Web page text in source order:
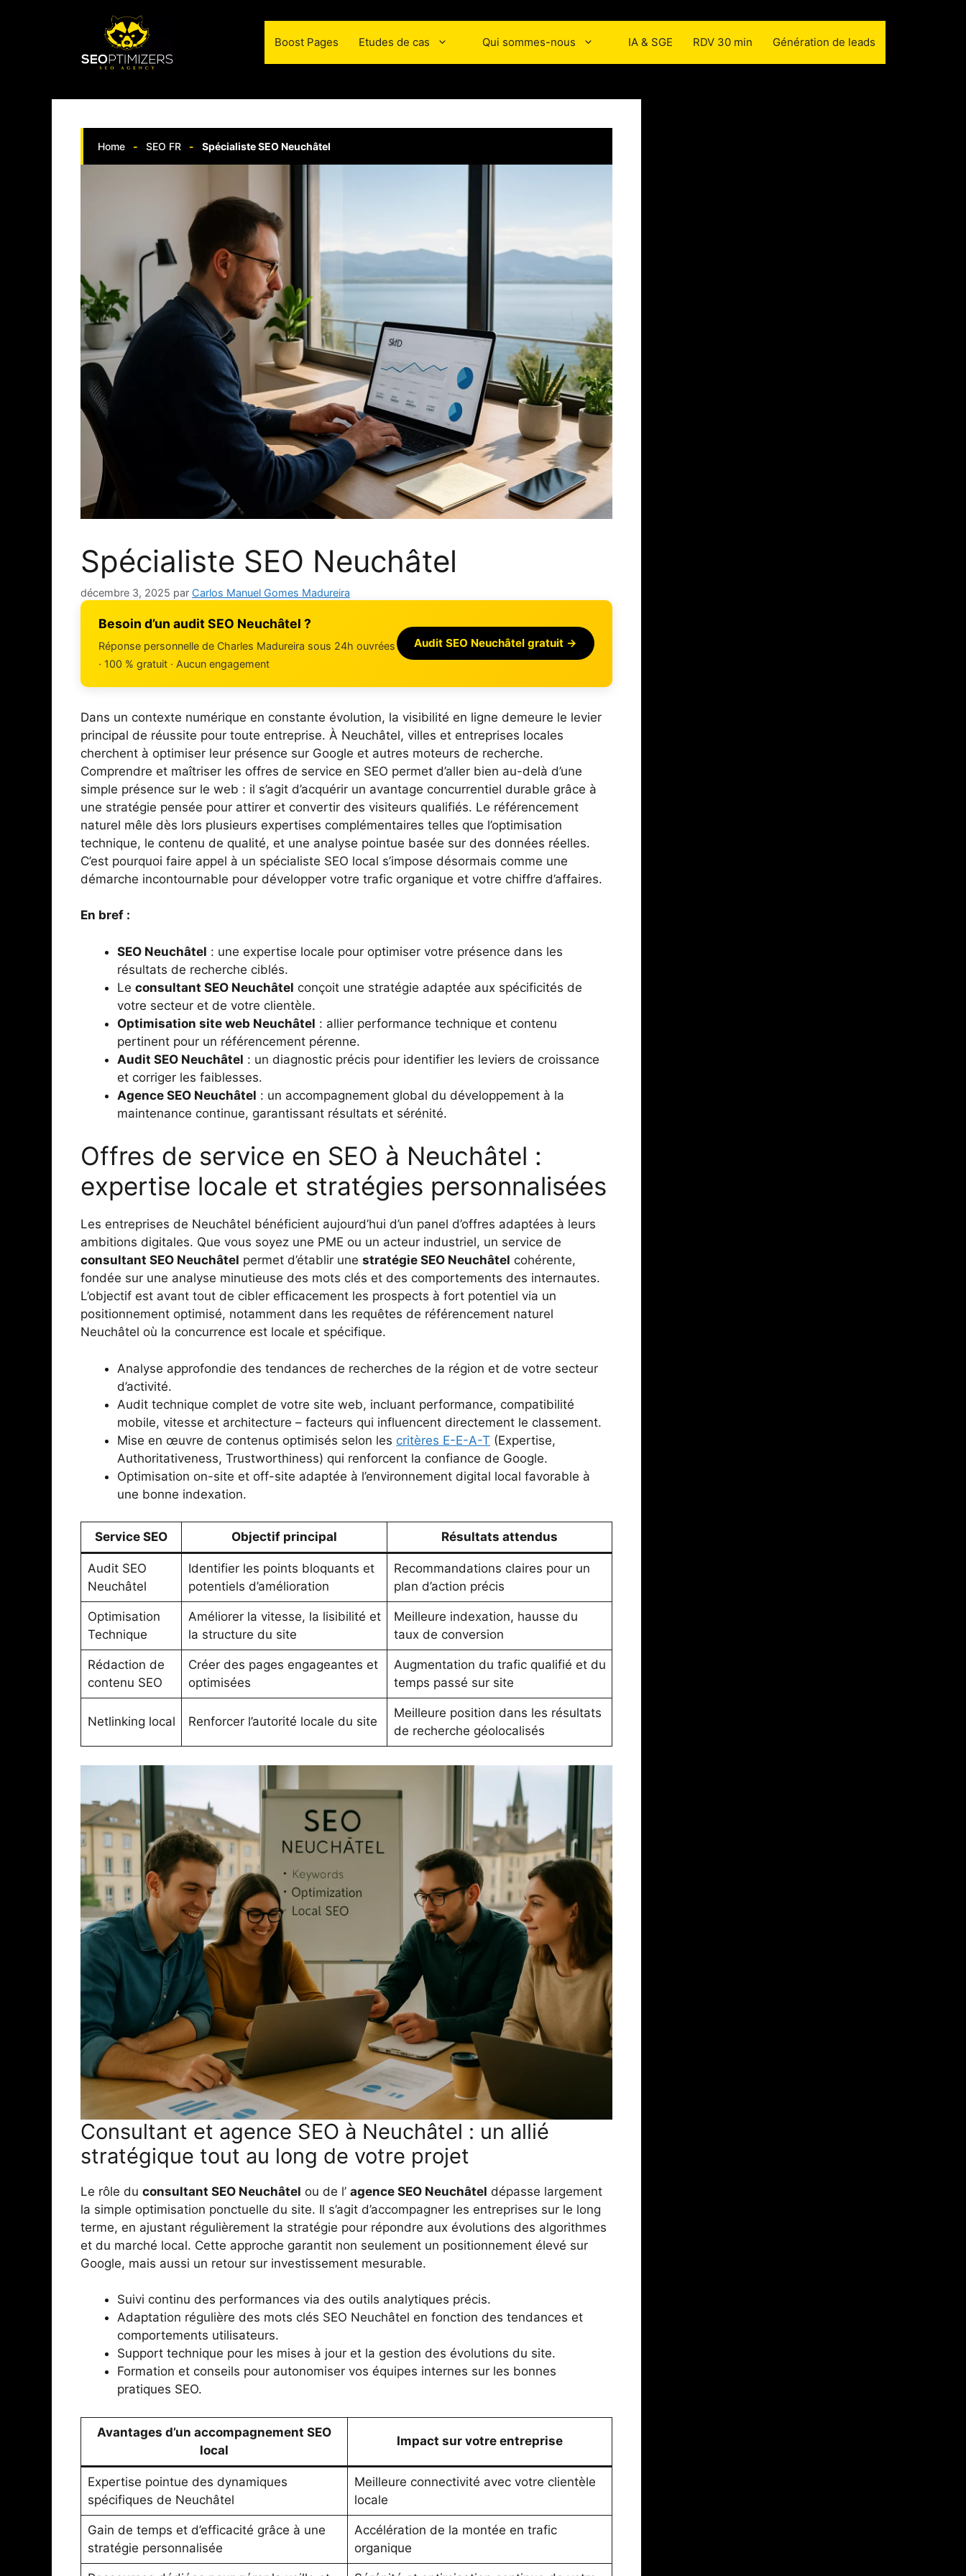
Boost Pages Etudes de cas Qui sommes-nous IA & SGE RDV 30 min Génération de leads
Home - SEO FR - Spécialiste SEO Neuchâtel
Spécialiste SEO Neuchâtel
décembre 3, 2025 par Carlos Manuel Gomes Madureira
Besoin d’un audit SEO Neuchâtel ?
Réponse personnelle de Charles Madureira sous 24h ouvrées
· 100 % gratuit · Aucun engagement
Audit SEO Neuchâtel gratuit →
Dans un contexte numérique en constante évolution, la visibilité en ligne demeure le levier
principal de réussite pour toute entreprise. À Neuchâtel, villes et entreprises locales
cherchent à optimiser leur présence sur Google et autres moteurs de recherche.
Comprendre et maîtriser les offres de service en SEO permet d’aller bien au-delà d’une
simple présence sur le web : il s’agit d’acquérir un avantage concurrentiel durable grâce à
une stratégie pensée pour attirer et convertir des visiteurs qualifiés. Le référencement
naturel mêle dès lors plusieurs expertises complémentaires telles que l’optimisation
technique, le contenu de qualité, et une analyse pointue basée sur des données réelles.
C’est pourquoi faire appel à un spécialiste SEO local s’impose désormais comme une
démarche incontournable pour développer votre trafic organique et votre chiffre d’affaires.
En bref :
SEO Neuchâtel : une expertise locale pour optimiser votre présence dans les
résultats de recherche ciblés.
Le consultant SEO Neuchâtel conçoit une stratégie adaptée aux spécificités de
votre secteur et de votre clientèle.
Optimisation site web Neuchâtel : allier performance technique et contenu
pertinent pour un référencement pérenne.
Audit SEO Neuchâtel : un diagnostic précis pour identifier les leviers de croissance
et corriger les faiblesses.
Agence SEO Neuchâtel : un accompagnement global du développement à la
maintenance continue, garantissant résultats et sérénité.
Offres de service en SEO à Neuchâtel :
expertise locale et stratégies personnalisées
Les entreprises de Neuchâtel bénéficient aujourd’hui d’un panel d’offres adaptées à leurs
ambitions digitales. Que vous soyez une PME ou un acteur industriel, un service de
consultant SEO Neuchâtel permet d’établir une stratégie SEO Neuchâtel cohérente,
fondée sur une analyse minutieuse des mots clés et des comportements des internautes.
L’objectif est avant tout de cibler efficacement les prospects à fort potentiel via un
positionnement optimisé, notamment dans les requêtes de référencement naturel
Neuchâtel où la concurrence est locale et spécifique.
Analyse approfondie des tendances de recherches de la région et de votre secteur
d’activité.
Audit technique complet de votre site web, incluant performance, compatibilité
mobile, vitesse et architecture – facteurs qui influencent directement le classement.
Mise en œuvre de contenus optimisés selon les critères E-E-A-T (Expertise,
Authoritativeness, Trustworthiness) qui renforcent la confiance de Google.
Optimisation on-site et off-site adaptée à l’environnement digital local favorable à
une bonne indexation.
Service SEO Objectif principal Résultats attendus
Audit SEO
Neuchâtel
Identifier les points bloquants et
potentiels d’amélioration
Recommandations claires pour un
plan d’action précis
Optimisation
Technique
Améliorer la vitesse, la lisibilité et
la structure du site
Meilleure indexation, hausse du
taux de conversion
Rédaction de
contenu SEO
Créer des pages engageantes et
optimisées
Augmentation du trafic qualifié et du
temps passé sur site
Netlinking local Renforcer l’autorité locale du site
Meilleure position dans les résultats
de recherche géolocalisés
Consultant et agence SEO à Neuchâtel : un allié
stratégique tout au long de votre projet
Le rôle du consultant SEO Neuchâtel ou de l’ agence SEO Neuchâtel dépasse largement
la simple optimisation ponctuelle du site. Il s’agit d’accompagner les entreprises sur le long
terme, en ajustant régulièrement la stratégie pour répondre aux évolutions des algorithmes
et du marché local. Cette approche garantit non seulement un positionnement élevé sur
Google, mais aussi un retour sur investissement mesurable.
Suivi continu des performances via des outils analytiques précis.
Adaptation régulière des mots clés SEO Neuchâtel en fonction des tendances et
comportements utilisateurs.
Support technique pour les mises à jour et la gestion des évolutions du site.
Formation et conseils pour autonomiser vos équipes internes sur les bonnes
pratiques SEO.
Avantages d’un accompagnement SEO
local
Impact sur votre entreprise
Expertise pointue des dynamiques
spécifiques de Neuchâtel
Meilleure connectivité avec votre clientèle
locale
Gain de temps et d’efficacité grâce à une
stratégie personnalisée
Accélération de la montée en trafic
organique